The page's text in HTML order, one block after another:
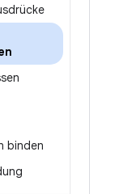
binden